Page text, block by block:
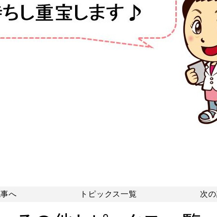
へ トピックス一覧 次